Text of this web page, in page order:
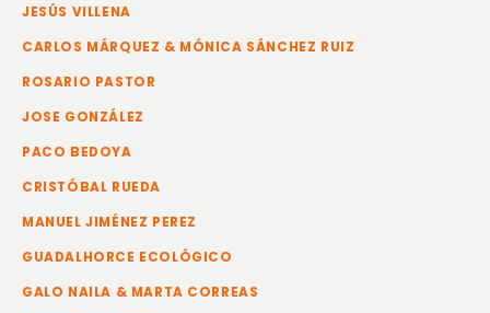
JESÚS VILLENA
CARLOS MÁRQUEZ & MÓNICA SÁNCHEZ RUIZ
ROSARIO PASTOR
JOSE GONZÁLEZ
PACO BEDOYA
CRISTÓBAL RUEDA
MANUEL JIMÉNEZ PEREZ
GUADALHORCE ECOLÓGICO
GALO NAILA & MARTA CORREAS